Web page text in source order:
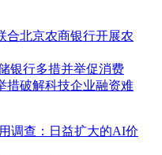
合北京农商银行开展农
银行多措并举促消费
措破解科技企业融资难
调查：日益扩大的AI价